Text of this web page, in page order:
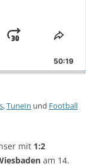
Jump
Forward
Share
50:19
,TuneIn und Football
mit 1:2
am 14.